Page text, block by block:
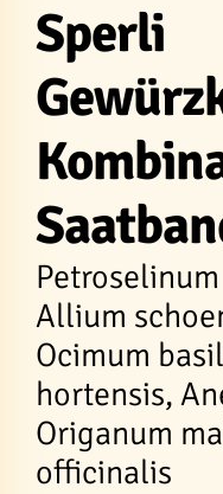
Sperli
Allium
Ocimum
hortensis,
Origanum
officinalis